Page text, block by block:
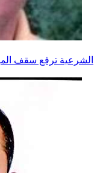
الشرعية ترفع سقف